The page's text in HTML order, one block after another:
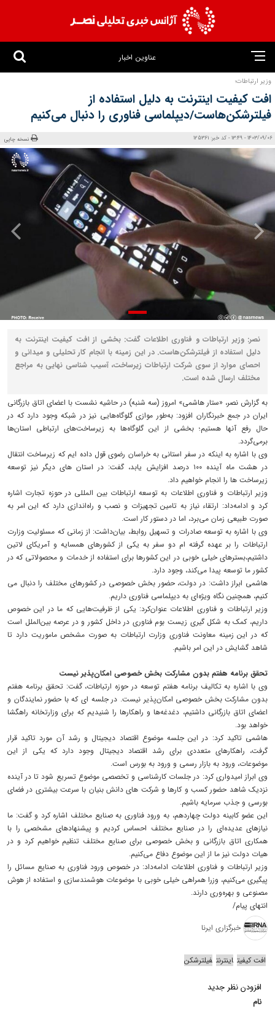
عناوین اخبار
وزیر ارتباطات؛
افت کیفیت اینترنت به دلیل استفاده از
فیلترشکن‌هاست/دیپلماسی فناوری را دنبال می‌کنیم
1403/09/06 - 13:49 - کد خبر: 125361 نسخه چاپی
نصر: وزیر ارتباطات و فناوری اطلاعات گفت: بخشی از افت کیفیت اینترنت به
دلیل استفاده از فیلترشکن‌هاست. در این زمینه با انجام کار تحلیلی و میدانی و
احصای موارد از سوی شرکت ارتباطات زیرساخت، آسیب شناسی نهایی به مراجع
مختلف ارسال شده است.
به گزارش نصر، «ستار هاشمی» امروز (سه شنبه) در حاشیه نشست با اعضای اتاق بازرگانی
ایران در جمع خبرنگاران افزود: به‌طور موازی گلوگاه‌هایی نیز در شبکه وجود دارد که در
حال رفع آنها هستیم؛ بخشی از این گلوگاه‌ها به زیرساخت‌های ارتباطی استان‌ها
برمی‌گردد.
وی با اشاره به اینکه در سفر استانی به خراسان رضوی قول داده ایم که زیرساخت انتقال
در هشت ماه آینده ۱۰۰ درصد افزایش یابد، گفت: در استان های دیگر نیز توسعه
زیرساخت ها را انجام خواهیم داد.
وزیر ارتباطات و فناوری اطلاعات به توسعه ارتباطات بین المللی در حوزه تجارت اشاره
کرد و ادامه‌داد: ارتقاء نیاز به تامین تجهیزات و نصب و راه‌اندازی دارد که این امر به
صورت طبیعی زمان می‌برد، اما در دستور کار است.
وی با اشاره به توسعه صادرات و تسهیل روابط، بیان‌داشت: از زمانی که مسئولیت وزارت
ارتباطات را بر عهده گرفته ام دو سفر به یکی از کشورهای همسایه و آمریکای لاتین
داشتیم،بسترهای خیلی خوبی در این کشورها برای استفاده از خدمات و محصولاتی که در
کشور ما توسعه پیدا می‌کند، وجود دارد.
هاشمی ابراز داشت: در دولت، حضور بخش خصوصی در کشورهای مختلف را دنبال می
کنیم، همچنین نگاه ویژه‌ای به دیپلماسی فناوری داریم.
وزیر ارتباطات و فناوری اطلاعات عنوان‌کرد: یکی از ظرفیت‌هایی که ما در این خصوص
داریم، کمک به شکل گیری زیست بوم فناوری در داخل کشور و در عرصه بین‌الملل است
که در این زمینه معاونت فناوری وزارت ارتباطات به صورت مشخص ماموریت دارد تا
شاهد گشایش در این امر باشیم.
تحقق برنامه هفتم بدون مشارکت بخش خصوصی امکان‌پذیر نیست
وی با اشاره به تکالیف برنامه هفتم توسعه در حوزه ارتباطات، گفت: تحقق برنامه هفتم
بدون مشارکت بخش خصوصی امکان‌پذیر نیست. در جلسه ای که با حضور نمایندگان و
اعضای اتاق بازرگانی داشتیم، دغدغه‌ها و راهکارها را شنیدیم که برای وزارتخانه راهگشا
خواهد بود.
هاشمی تاکید کرد: در این جلسه موضوع اقتصاد دیجیتال و رشد آن مورد تاکید قرار
گرفت، راهکارهای متعددی برای رشد اقتصاد دیجیتال وجود دارد که یکی از این
موضوعات، ورود به بازار رسمی و ورود به بورس است.
وی ابراز امیدواری کرد:‌ در جلسات کارشناسی و تخصصی موضوع تسریع شود تا در آینده
نزدیک شاهد حضور کسب و کارها و شرکت های دانش بنیان با سرعت بیشتری در فضای
بورسی و جذب سرمایه باشیم.
این عضو کابینه دولت چهاردهم، به ورود فناوری به صنایع مختلف اشاره کرد و گفت: ما
نیازهای عدیده‌ای را در صنایع مختلف احساس کردیم و پیشنهادهای مشخصی را با
همکاری اتاق بازرگانی و بخش خصوصی برای صنایع مختلف تنظیم خواهیم کرد و در
هیات دولت نیز ما از این موضوع دفاع می‌کنیم.
وزیر ارتباطات و فناوری اطلاعات ادامه‌داد: در خصوص ورود فناوری به صنایع مسائل را
پیگیری می‌کنیم، وزرا همراهی خیلی خوبی با موضوعات هوشمندسازی و استفاده از هوش
مصنوعی و بهره‌وری دارند.
انتهای پیام/
خبرگزاری ایرنا
افت کیفیت اینترنت فیلترشکن
افزودن نظر جدید
نام